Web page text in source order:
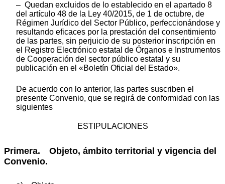
– Quedan excluidos de lo establecido en el apartado 8
del artículo 48 de la Ley 40/2015, de 1 de octubre, de
Régimen Jurídico del Sector Público, perfeccionándose y
resultando eficaces por la prestación del consentimiento
de las partes, sin perjuicio de su posterior inscripción en
el Registro Electrónico estatal de Órganos e Instrumentos
de Cooperación del sector público estatal y su
publicación en el «Boletín Oficial del Estado».
De acuerdo con lo anterior, las partes suscriben el
presente Convenio, que se regirá de conformidad con las
siguientes
ESTIPULACIONES
Primera. Objeto, ámbito territorial y vigencia del
Convenio.